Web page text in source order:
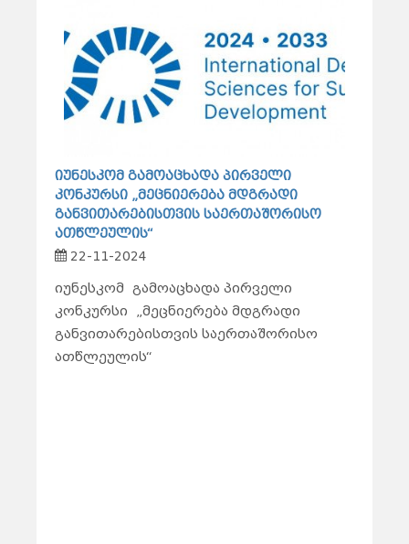
იუნესკომ გამოაცხადა პირველი
კონკურსი „მეცნიერება მდგრადი
განვითარებისთვის საერთაშორისო
ათწლეულის“
22-11-2024
იუნესკომ გამოაცხადა პირველი
კონკურსი
„მეცნიერება მდგრადი
განვითარებისთვის საერთაშორისო
ათწლეულის“